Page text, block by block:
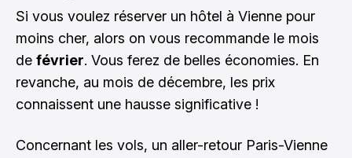
Si vous voulez réserver un hôtel à Vienne pour
moins cher, alors on vous recommande le mois
de février. Vous ferez de belles économies. En
revanche, au mois de décembre, les prix
connaissent une hausse significative !
Concernant les vols, un aller-retour Paris-Vienne